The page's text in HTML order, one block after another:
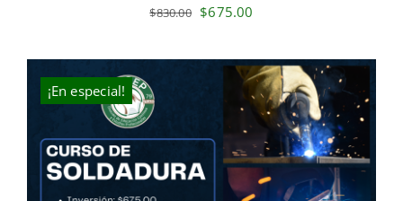
$830.00 Original
was:
$830.00.
$675.00
is:
$675.00.
¡En especial!